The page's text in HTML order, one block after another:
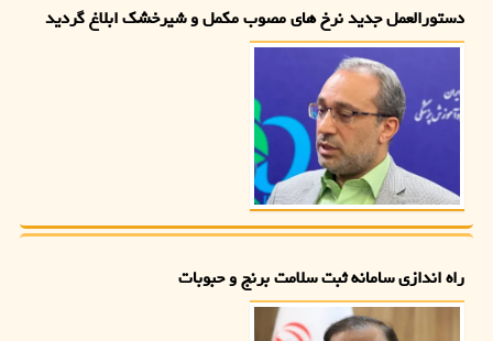
دستورالعمل جدید نرخ های مصوب مکمل و شیرخشک ابلاغ گردید
راه اندازی سامانه ثبت سلامت برنج و حبوبات